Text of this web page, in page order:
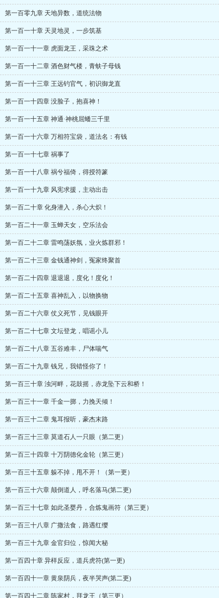
第一百零九章 天地异数，道统法物
第一百一十章 天灵地灵，一步筑基
第一百一十一章 虎面龙王，采珠之术
第一百一十二章 酒色财气楼，青蚨子母钱
第一百一十三章 王远钓官气，初识御龙直
第一百一十四章 没脸子，抱喜神！
第一百一十五章 神通·神桃屈蟠三千里
第一百一十六章 万相符宝袋，道法名：有钱
第一百一十七章 祸事了
第一百一十八章 祸兮福倚，得授符篆
第一百一十九章 风宪求援，主动出击
第一百二十章 化身潜入，杀心大炽！
第一百二十一章 玉蝉天女，空乐法会
第一百二十二章 雷鸣荡妖氛，业火炼群邪！
第一百二十三章 金钱通神剑，冤家终聚首
第一百二十四章 退退退，度化！度化！
第一百二十五章 喜神乱入，以物换物
第一百二十六章 仗义死节，见钱眼开
第一百二十七章 文坛登龙，唱谣小儿
第一百二十八章 五谷难丰，尸体喘气
第一百二十九章 钱兄，我错怪你了！
第一百三十章 浊河畔，花鼓摇，赤龙坠下云和桥！
第一百三十一章 千金一掷，力挽天倾！
第一百三十二章 鬼耳报听，豪杰末路
第一百三十三章 莫道石人一只眼（第二更）
第一百三十四章 十万阴德化金轮（第三更）
第一百三十五章 躲不掉，甩不开！（第一更）
第一百三十六章 颠倒道人，呼名落马(第二更)
第一百三十七章 如此圣婴丹，合炼鬼画符（第三更）
第一百三十八章 广撒法食，路遇红缨
第一百三十九章 金官归位，惊闻大秘
第一百四十章 异样反应，道兵虎符(第一更)
第一百四十一章 黄泉阴兵，夜半哭声(第二更)
第一百四十二章 陈家村，拜龙王（第三更）